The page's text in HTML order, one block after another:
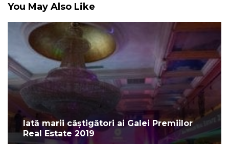
You May Also Like
Iată marii câștigători ai Galei Premiilor
Real Estate 2019